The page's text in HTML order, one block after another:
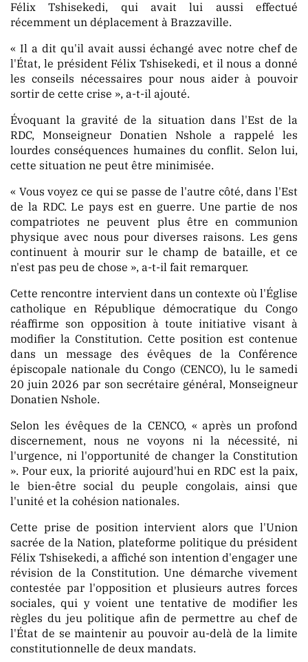
Félix Tshisekedi, qui avait lui aussi effectué
récemment un déplacement à Brazzaville.
« Il a dit qu'il avait aussi échangé avec notre chef de
l'État, le président Félix Tshisekedi, et il nous a donné
les conseils nécessaires pour nous aider à pouvoir
sortir de cette crise », a-t-il ajouté.
Évoquant la gravité de la situation dans l'Est de la
RDC, Monseigneur Donatien Nshole a rappelé les
lourdes conséquences humaines du conflit. Selon lui,
cette situation ne peut être minimisée.
« Vous voyez ce qui se passe de l'autre côté, dans l'Est
de la RDC. Le pays est en guerre. Une partie de nos
compatriotes ne peuvent plus être en communion
physique avec nous pour diverses raisons. Les gens
continuent à mourir sur le champ de bataille, et ce
n'est pas peu de chose », a-t-il fait remarquer.
Cette rencontre intervient dans un contexte où l'Église
catholique en République démocratique du Congo
réaffirme son opposition à toute initiative visant à
modifier la Constitution. Cette position est contenue
dans un message des évêques de la Conférence
épiscopale nationale du Congo (CENCO), lu le samedi
20 juin 2026 par son secrétaire général, Monseigneur
Donatien Nshole.
Selon les évêques de la CENCO, « après un profond
discernement, nous ne voyons ni la nécessité, ni
l'urgence, ni l'opportunité de changer la Constitution
». Pour eux, la priorité aujourd'hui en RDC est la paix,
le bien-être social du peuple congolais, ainsi que
l'unité et la cohésion nationales.
Cette prise de position intervient alors que l'Union
sacrée de la Nation, plateforme politique du président
Félix Tshisekedi, a affiché son intention d'engager une
révision de la Constitution. Une démarche vivement
contestée par l'opposition et plusieurs autres forces
sociales, qui y voient une tentative de modifier les
règles du jeu politique afin de permettre au chef de
l'État de se maintenir au pouvoir au-delà de la limite
constitutionnelle de deux mandats.